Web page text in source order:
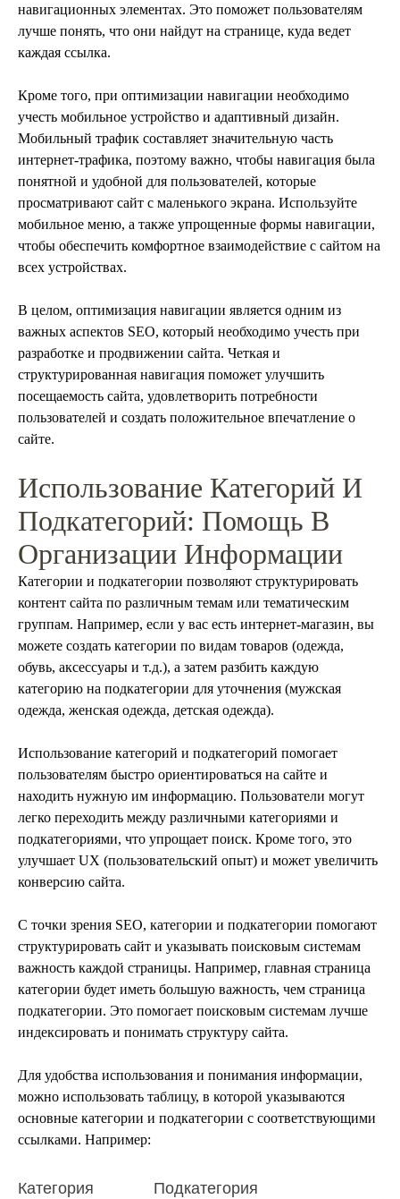
навигационных элементах. Это поможет пользователям
лучше понять, что они найдут на странице, куда ведет
каждая ссылка.
Кроме того, при оптимизации навигации необходимо
учесть мобильное устройство и адаптивный дизайн.
Мобильный трафик составляет значительную часть
интернет-трафика, поэтому важно, чтобы навигация была
понятной и удобной для пользователей, которые
просматривают сайт с маленького экрана. Используйте
мобильное меню, а также упрощенные формы навигации,
чтобы обеспечить комфортное взаимодействие с сайтом на
всех устройствах.
В целом, оптимизация навигации является одним из
важных аспектов SEO, который необходимо учесть при
разработке и продвижении сайта. Четкая и
структурированная навигация поможет улучшить
посещаемость сайта, удовлетворить потребности
пользователей и создать положительное впечатление о
сайте.
Использование Категорий И
Подкатегорий: Помощь В
Организации Информации
Категории и подкатегории позволяют структурировать
контент сайта по различным темам или тематическим
группам. Например, если у вас есть интернет-магазин, вы
можете создать категории по видам товаров (одежда,
обувь, аксессуары и т.д.), а затем разбить каждую
категорию на подкатегории для уточнения (мужская
одежда, женская одежда, детская одежда).
Использование категорий и подкатегорий помогает
пользователям быстро ориентироваться на сайте и
находить нужную им информацию. Пользователи могут
легко переходить между различными категориями и
подкатегориями, что упрощает поиск. Кроме того, это
улучшает UX (пользовательский опыт) и может увеличить
конверсию сайта.
С точки зрения SEO, категории и подкатегории помогают
структурировать сайт и указывать поисковым системам
важность каждой страницы. Например, главная страница
категории будет иметь большую важность, чем страница
подкатегории. Это помогает поисковым системам лучше
индексировать и понимать структуру сайта.
Для удобства использования и понимания информации,
можно использовать таблицу, в которой указываются
основные категории и подкатегории с соответствующими
ссылками. Например:
Категория Подкатегория